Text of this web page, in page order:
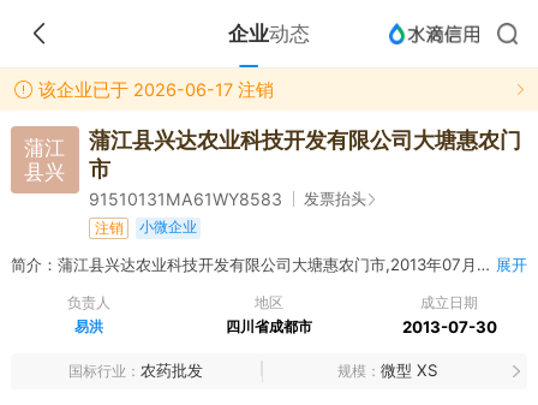
企业动态
该企业已于 2026-06-17 注销
蒲江
县兴
蒲江县兴达农业科技开发有限公司大塘惠农门
市
91510131MA61WY8583 发票抬头
注销 小微企业
简介：蒲江县兴达农业科技开发有限公司大塘惠农门市,2013年07月30日成立，经营范围包括零售：农药（不含危险化学品）、农膜、农业机械；代销不再分装的小袋包装农作物种子（在公司经营范围内，凭种子代销委托书在有效期内经营）。（依法须经批准的项目，经相关部门批准后方可开展经营活动）。 展开
负责人
易洪
地区
四川省成都市
成立日期
2013-07-30
国标行业 农药批发 规模 微型 XS